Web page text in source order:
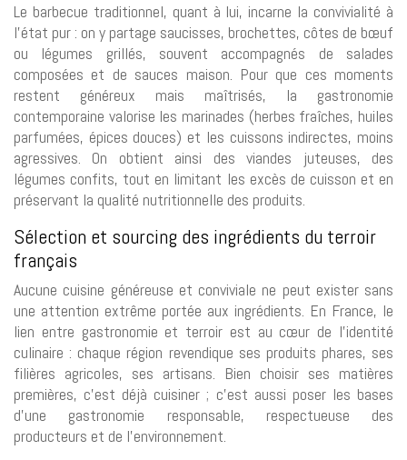
Le barbecue traditionnel, quant à lui, incarne la convivialité à
l’état pur : on y partage saucisses, brochettes, côtes de bœuf
ou légumes grillés, souvent accompagnés de salades
composées et de sauces maison. Pour que ces moments
restent généreux mais maîtrisés, la gastronomie
contemporaine valorise les marinades (herbes fraîches, huiles
parfumées, épices douces) et les cuissons indirectes, moins
agressives. On obtient ainsi des viandes juteuses, des
légumes confits, tout en limitant les excès de cuisson et en
préservant la qualité nutritionnelle des produits.
Sélection et sourcing des ingrédients du terroir
français
Aucune cuisine généreuse et conviviale ne peut exister sans
une attention extrême portée aux ingrédients. En France, le
lien entre gastronomie et terroir est au cœur de l’identité
culinaire : chaque région revendique ses produits phares, ses
filières agricoles, ses artisans. Bien choisir ses matières
premières, c’est déjà cuisiner ; c’est aussi poser les bases
d’une gastronomie responsable, respectueuse des
producteurs et de l’environnement.